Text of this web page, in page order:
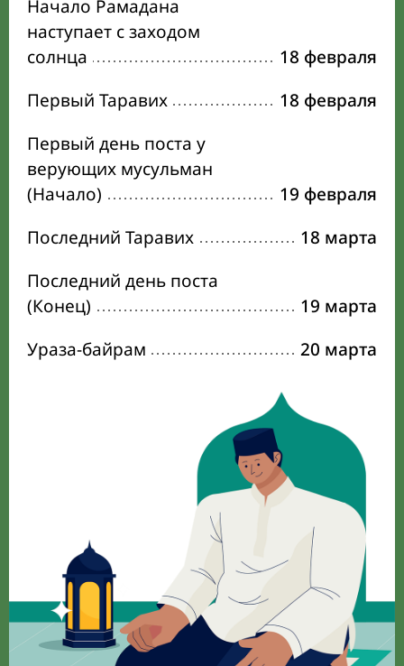
Начало Рамадана
наступает с заходом
солнца
18 февраля
Первый Таравих
18 февраля
Первый день поста у
верующих мусульман
(Начало)
19 февраля
Последний Таравих
18 марта
Последний день поста
(Конец)
19 марта
Ураза-байрам
20 марта